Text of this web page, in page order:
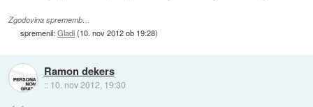
Zgodovina sprememb…
spremenil:Gladi(10. nov 2012 ob 19:28)
Ramon dekers
:: 10. nov 2012, 19:30